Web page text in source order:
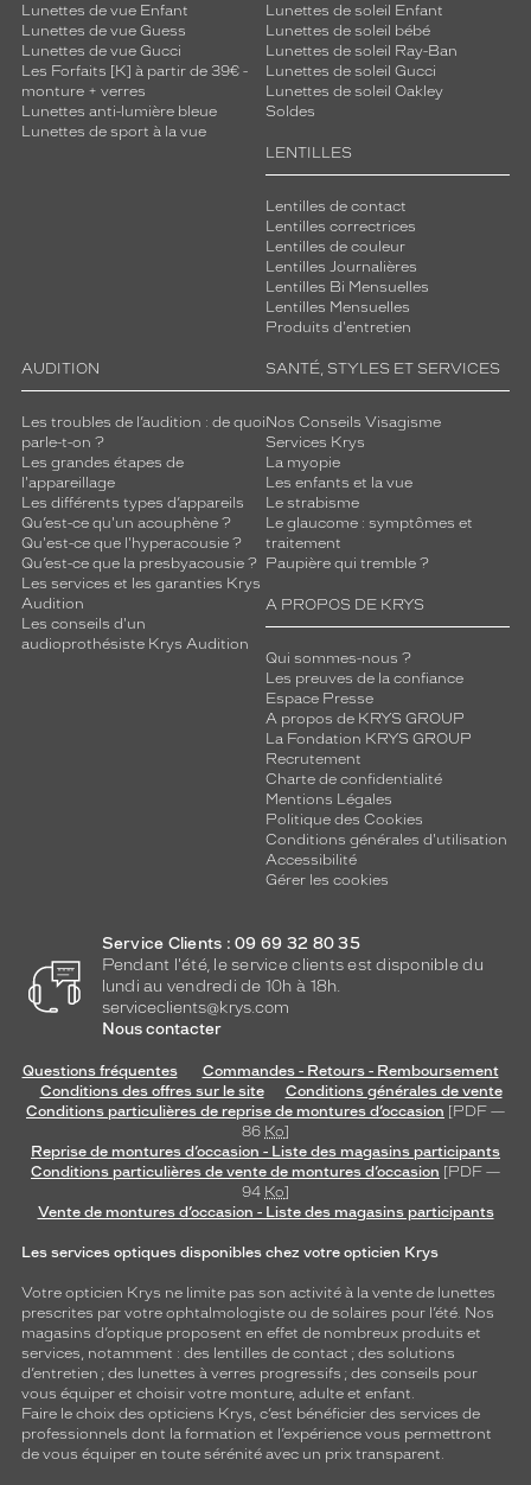
Lunettes de vue Enfant
Lunettes de vue Guess
Lunettes de vue Gucci
Les Forfaits [K] à partir de 39€ -
monture + verres
Lunettes anti-lumière bleue
Lunettes de sport à la vue
Lunettes de soleil Enfant
Lunettes de soleil bébé
Lunettes de soleil Ray-Ban
Lunettes de soleil Gucci
Lunettes de soleil Oakley
Soldes
LENTILLES
Lentilles de contact
Lentilles correctrices
Lentilles de couleur
Lentilles Journalières
Lentilles Bi Mensuelles
Lentilles Mensuelles
Produits d'entretien
AUDITION
Les troubles de l’audition : de quoi
parle-t-on ?
Les grandes étapes de
l'appareillage
Les différents types d’appareils
Qu’est-ce qu'un acouphène ?
Qu'est-ce que l'hyperacousie ?
Qu’est-ce que la presbyacousie ?
Les services et les garanties Krys
Audition
Les conseils d'un
audioprothésiste Krys Audition
SANTÉ, STYLES ET SERVICES
Nos Conseils Visagisme
Services Krys
La myopie
Les enfants et la vue
Le strabisme
Le glaucome : symptômes et
traitement
Paupière qui tremble ?
A PROPOS DE KRYS
Qui sommes-nous ?
Les preuves de la confiance
Espace Presse
A propos de KRYS GROUP
La Fondation KRYS GROUP
Recrutement
Charte de confidentialité
Mentions Légales
Politique des Cookies
Conditions générales d'utilisation
Accessibilité
Gérer les cookies
Service Clients : 09 69 32 80 35
Pendant l'été, le service clients est disponible du
lundi au vendredi de 10h à 18h.
serviceclients@krys.com
Nous contacter
Questions fréquentes
Commandes - Retours - Remboursement
Conditions des offres sur le site
Conditions générales de vente
Conditions particulières de reprise de montures d’occasion [PDF —
86 Ko]
Reprise de montures d’occasion - Liste des magasins participants
Conditions particulières de vente de montures d’occasion [PDF —
94 Ko]
Vente de montures d’occasion - Liste des magasins participants
Les services optiques disponibles chez votre opticien Krys
Votre opticien Krys ne limite pas son activité à la vente de lunettes
prescrites par votre ophtalmologiste ou de solaires pour l’été. Nos
magasins d’optique proposent en effet de nombreux produits et
services, notamment : des lentilles de contact ; des solutions
d’entretien ; des lunettes à verres progressifs ; des conseils pour
vous équiper et choisir votre monture, adulte et enfant.
Faire le choix des opticiens Krys, c’est bénéficier des services de
professionnels dont la formation et l’expérience vous permettront
de vous équiper en toute sérénité avec un prix transparent.